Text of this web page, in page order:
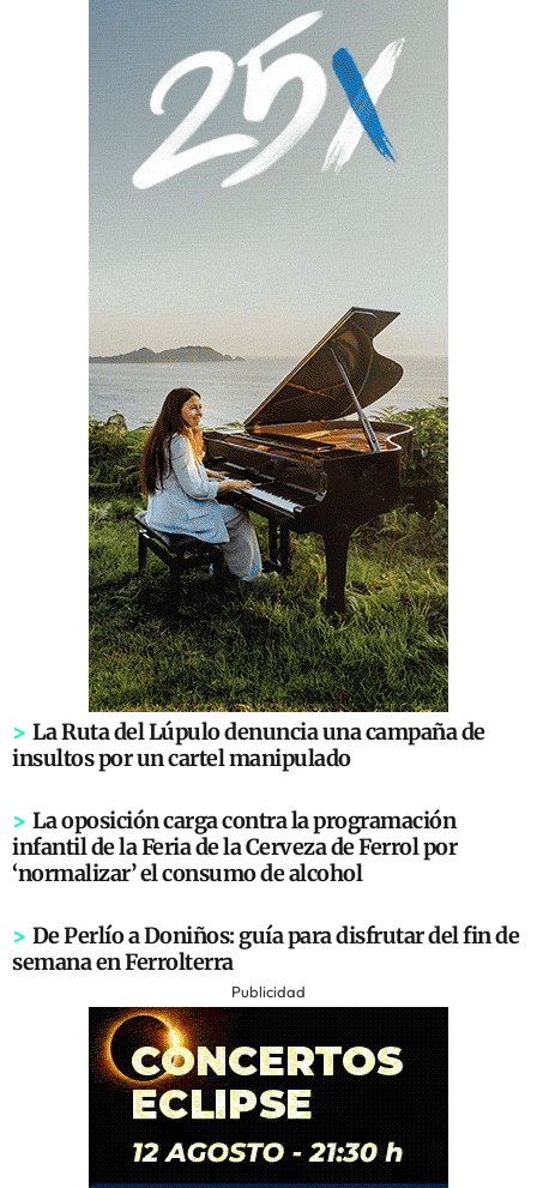
> La Ruta del Lúpulo denuncia una campaña de
insultos por un cartel manipulado
> La oposición carga contra la programación
infantil de la Feria de la Cerveza de Ferrol por
‘normalizar’ el consumo de alcohol
> De Perlío a Doniños: guía para disfrutar del fin de
semana en Ferrolterra
Publicidad